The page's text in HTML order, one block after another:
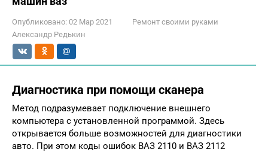
Опубликовано: 02 Мар 2021
Ремонт своими руками
Александр Редькин
Диагностика при помощи сканера
Метод подразумевает подключение внешнего
компьютера с установленной программой. Здесь
открывается больше возможностей для диагностики
авто. При этом коды ошибок ВАЗ 2110 и ВАЗ 2112